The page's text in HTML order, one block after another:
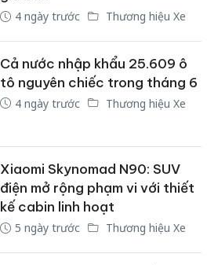
4 ngày trước Thương hiệu Xe
Cả nước nhập khẩu 25.609 ô
tô nguyên chiếc trong tháng 6
4 ngày trước Thương hiệu Xe
Xiaomi Skynomad N90: SUV
điện mở rộng phạm vi với thiết
kế cabin linh hoạt
5 ngày trước Thương hiệu Xe